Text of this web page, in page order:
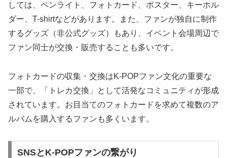
しては、ペンライト、フォトカード、ポスター、キーホル
ダー、T-shirtなどがあります。また、ファンが独自に制作
するグッズ（非公式グッズ）もあり、イベント会場周辺で
ファン同士が交換・販売することも多いです。
フォトカードの収集・交換はK-POPファン文化の重要な
一部で、「トレカ交換」として活発なコミュニティが形成
されています。お目当てのフォトカードを求めて複数のア
ルバムを購入するファンも多くいます。
SNSとK-POPファンの繋がり